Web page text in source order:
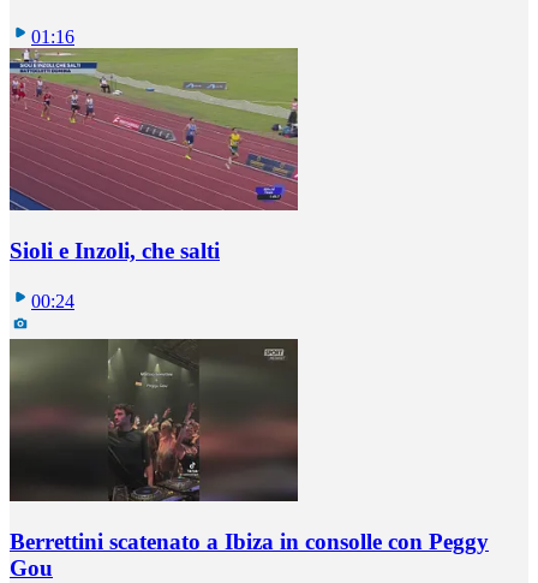
01:16
Sioli e Inzoli, che salti
00:24
Berrettini scatenato a Ibiza in consolle con Peggy
Gou